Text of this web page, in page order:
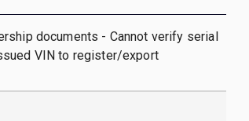
documents - Cannot verify serial
VIN to register/export